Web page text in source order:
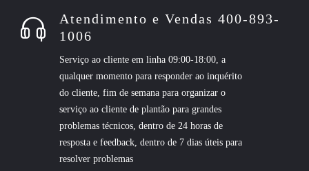
Atendimento e Vendas 400-893-
1006
Serviço ao cliente em linha 09:00-18:00, a
qualquer momento para responder ao inquérito
do cliente, fim de semana para organizar o
serviço ao cliente de plantão para grandes
problemas técnicos, dentro de 24 horas de
resposta e feedback, dentro de 7 dias úteis para
resolver problemas